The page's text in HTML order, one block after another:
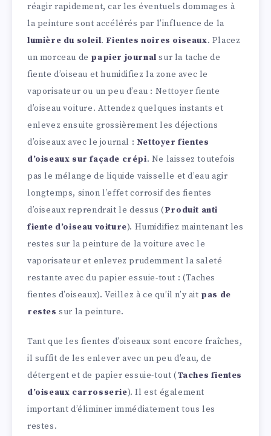
réagir rapidement, car les éventuels dommages à
la peinture sont accélérés par l’influence de la
lumière du soleil. Fientes noires oiseaux. Placez
un morceau de papier journal sur la tache de
fiente d’oiseau et humidifiez la zone avec le
vaporisateur ou un peu d’eau : Nettoyer fiente
d’oiseau voiture. Attendez quelques instants et
enlevez ensuite grossièrement les déjections
d’oiseaux avec le journal : Nettoyer fientes
d’oiseaux sur façade crépi. Ne laissez toutefois
pas le mélange de liquide vaisselle et d’eau agir
longtemps, sinon l’effet corrosif des fientes
d’oiseaux reprendrait le dessus (Produit anti
fiente d’oiseau voiture). Humidifiez maintenant les
restes sur la peinture de la voiture avec le
vaporisateur et enlevez prudemment la saleté
restante avec du papier essuie-tout : (Taches
fientes d’oiseaux). Veillez à ce qu’il n’y ait pas de
restes sur la peinture.
Tant que les fientes d’oiseaux sont encore fraîches,
il suffit de les enlever avec un peu d’eau, de
détergent et de papier essuie-tout (Taches fientes
d’oiseaux carrosserie). Il est également
important d’éliminer immédiatement tous les
restes.